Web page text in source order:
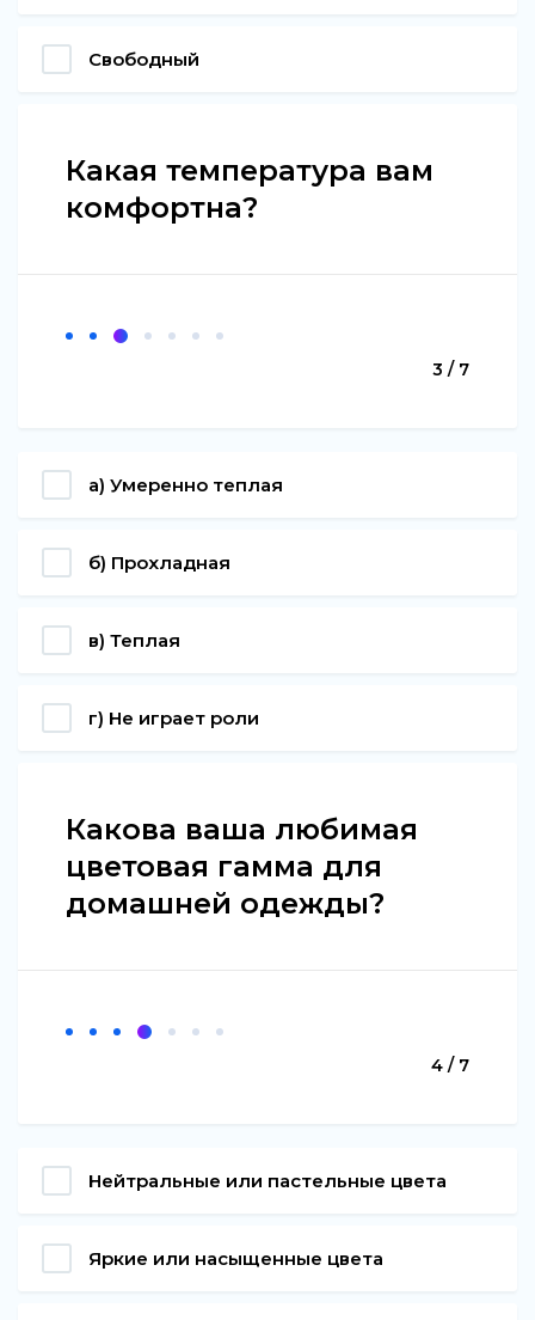
Свободный
Какая температура вам
комфортна?
3 / 7
а) Умеренно теплая
б) Прохладная
в) Теплая
г) Не играет роли
Какова ваша любимая
цветовая гамма для
домашней одежды?
4 / 7
Нейтральные или пастельные цвета
Яркие или насыщенные цвета